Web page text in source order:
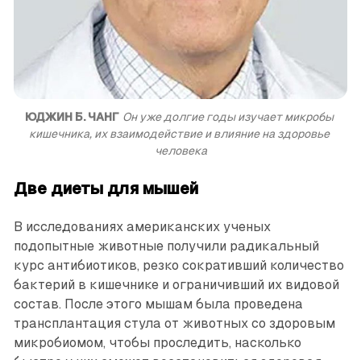
ЮДЖИН Б. ЧАНГ Он уже долгие годы изучает микробы
кишечника, их взаимодействие и влияние на здоровье
человека
Две диеты для мышей
В исследованиях американских ученых
подопытные животные получили радикальный
курс антибиотиков, резко сокративший количество
бактерий в кишечнике и ограничивший их видовой
состав. После этого мышам была проведена
трансплантация стула от животных со здоровым
микробиомом, чтобы проследить, насколько